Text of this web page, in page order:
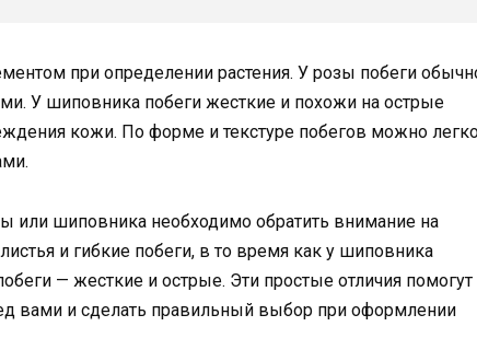
при определении растения. У розы побеги
У шиповника побеги жесткие и похожи на острые
кожи. По форме и текстуре побегов можно
или шиповника необходимо обратить внимание на
и гибкие побеги, в то время как у шиповника
— жесткие и острые. Эти простые отличия помогут
вами и сделать правильный выбор при оформлении